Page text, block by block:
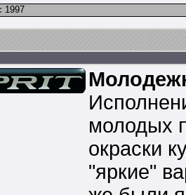
1997
молодых
окраски
"яркие"